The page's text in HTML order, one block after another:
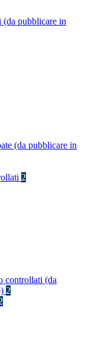
pubblicare in
(da pubblicare in
2
controllati (da
2